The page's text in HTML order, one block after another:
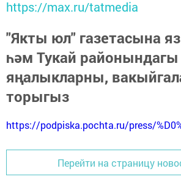
https://max.ru/tatmedia
"Якты юл" газетасына
һәм Тукай районындагы
яңалыкларны,
торыгыз
https://podpiska.pochta.ru/press/
Перейти на страницу